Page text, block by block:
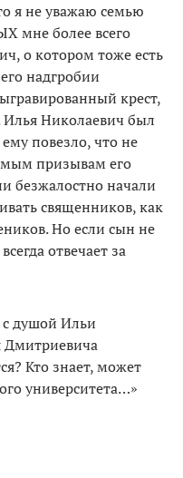
я не уважаю семью
мне более всего
о котором тоже есть
надгробии
крест,
Илья Николаевич был
повезло, что не
призывам его
безжалостно начали
священников, как
Но если сын не
отвечает за
душой Ильи
Дмитриевича
Кто знает, может
университета…»